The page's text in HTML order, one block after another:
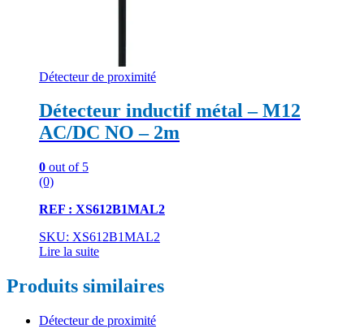
Détecteur de proximité
Détecteur inductif métal – M12
AC/DC NO – 2m
0 out of 5
(0)
REF : XS612B1MAL2
SKU: XS612B1MAL2
Lire la suite
Produits similaires
Détecteur de proximité